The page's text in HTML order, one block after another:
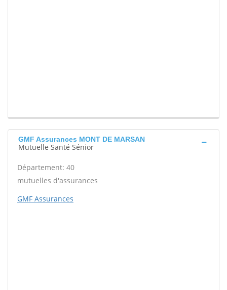
GMF Assurances MONT DE MARSAN
Mutuelle Santé Sénior
Département: 40
mutuelles d'assurances
GMF Assurances